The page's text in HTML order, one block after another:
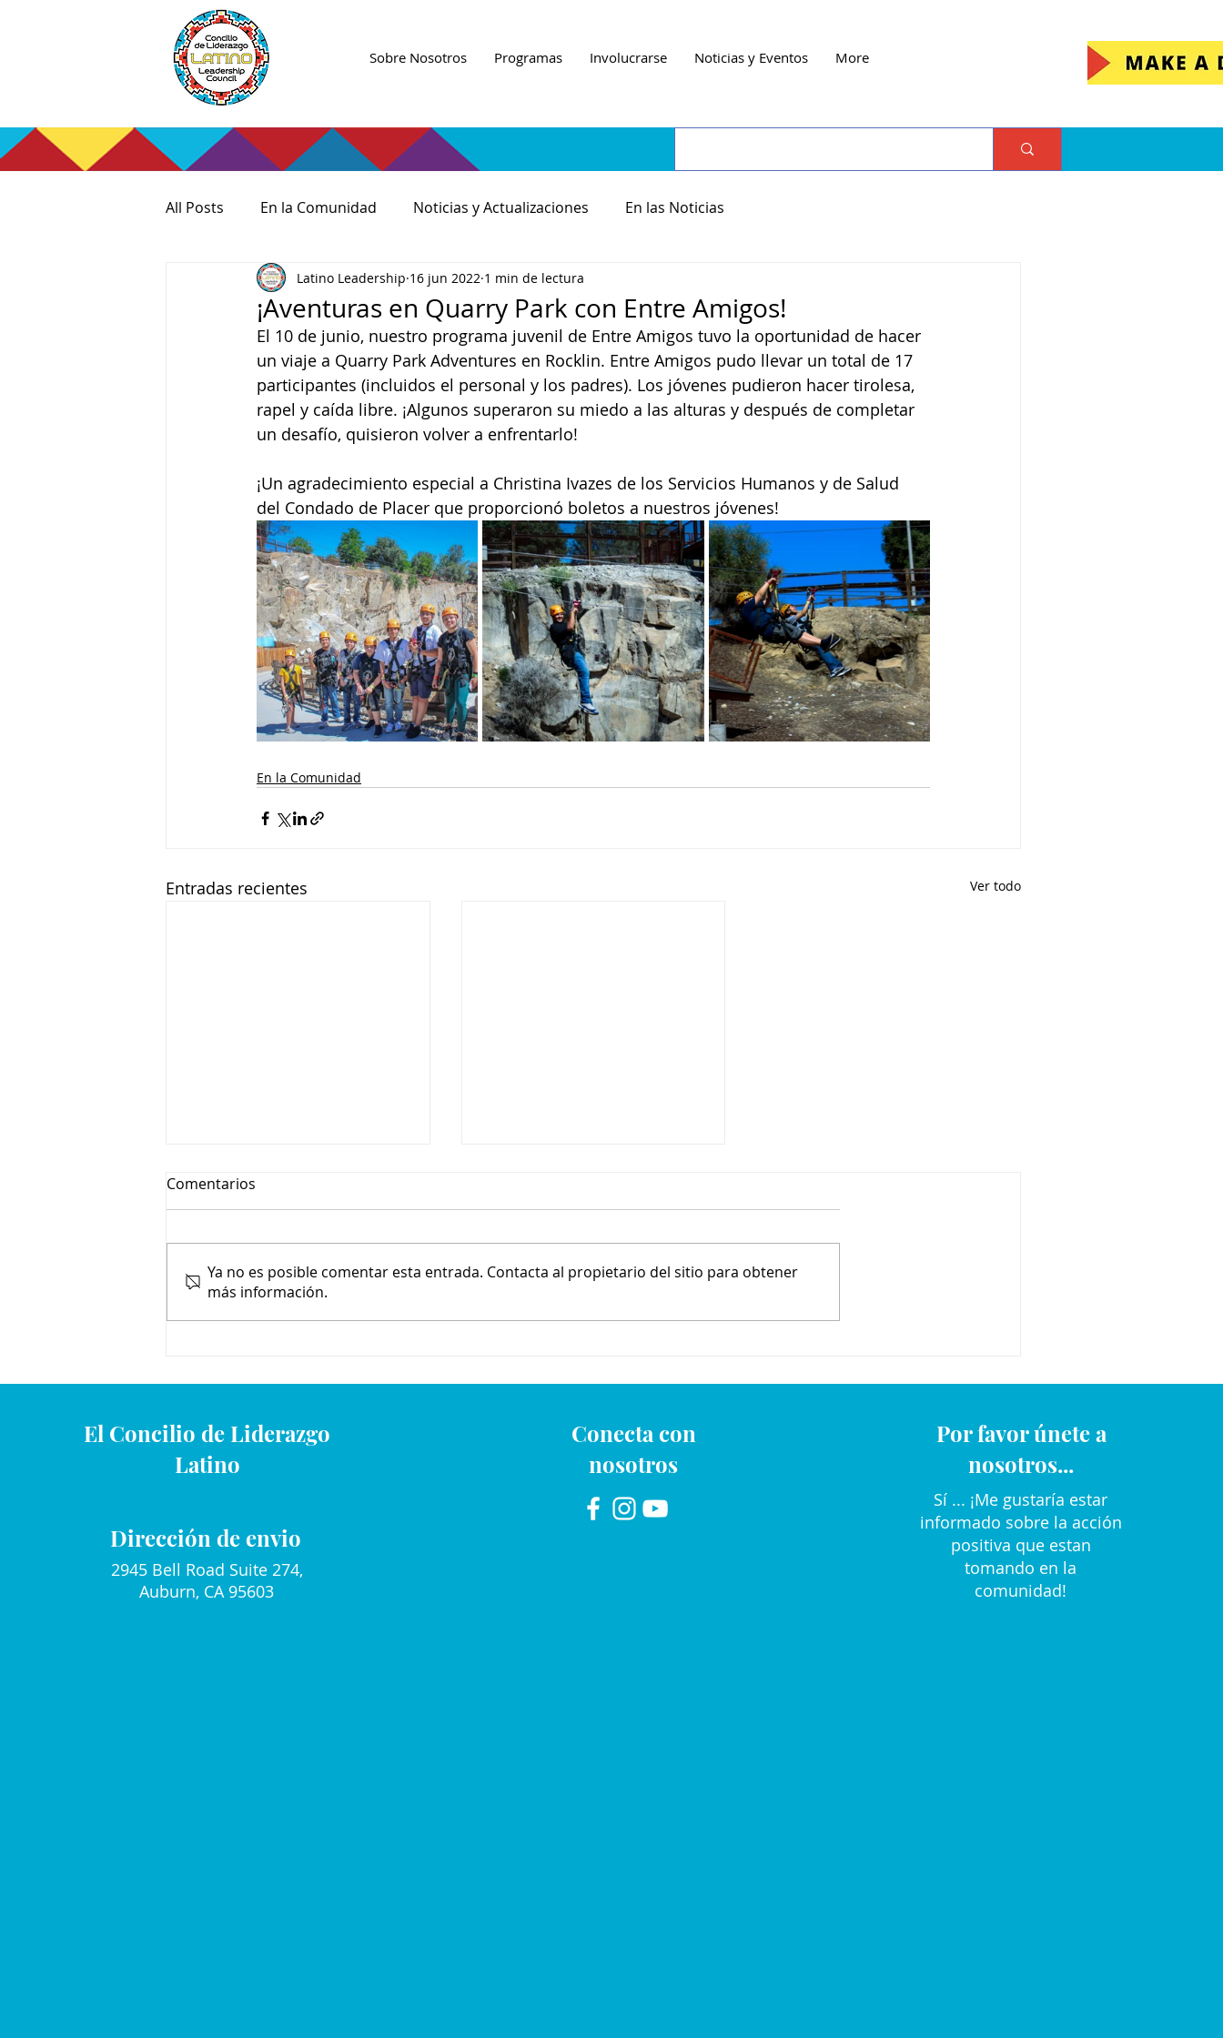
Sobre Nosotros Programas Involucrarse Noticias y Eventos More
All Posts En la Comunidad Noticias y Actualizaciones En las Noticias
¡Aventuras en Quarry Park con Entre Amigos!
Latino Leadership 16 jun 2022 1 min de lectura
El 10 de junio, nuestro programa juvenil de Entre Amigos tuvo la oportunidad de hacer
un viaje a Quarry Park Adventures en Rocklin. Entre Amigos pudo llevar un total de 17
participantes (incluidos el personal y los padres). Los jóvenes pudieron hacer tirolesa,
rapel y caída libre. ¡Algunos superaron su miedo a las alturas y después de completar
un desafío, quisieron volver a enfrentarlo!
¡Un agradecimiento especial a Christina Ivazes de los Servicios Humanos y de Salud
del Condado de Placer que proporcionó boletos a nuestros jóvenes!
En la Comunidad
Entradas recientes Ver todo
Entre Amigos Cocina
Mochilero con Entre Amigos
Comentarios
Ya no es posible comentar esta entrada. Contacta al propietario del sitio para obtener
más información.
El Concilio de Liderazgo
Latino
Dirección de envio
2945 Bell Road Suite 274,
Auburn, CA 95603
Conecta con
nosotros
Por favor únete a
nosotros...
Sí ... ¡Me gustaría estar
informado sobre la acción
positiva que estan
tomando en la
comunidad!